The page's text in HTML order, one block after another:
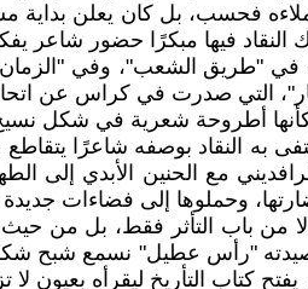
فحسب، بل كان يعلن بداية
النقاد فيها مبكرًا حضور
"طريق الشعب"، وفي
التي صدرت في كراس عن
أطروحة شعرية في شكل
به النقاد بوصفه شاعرًا
مع الحنين الأبدي إلى
وحملوها إلى فضاءات جديدة
باب التأثر فقط، بل من حيث
"رأس عطيل" نسمع شبح
كتاب التأريخ ليقرأه بعيونٍ لا